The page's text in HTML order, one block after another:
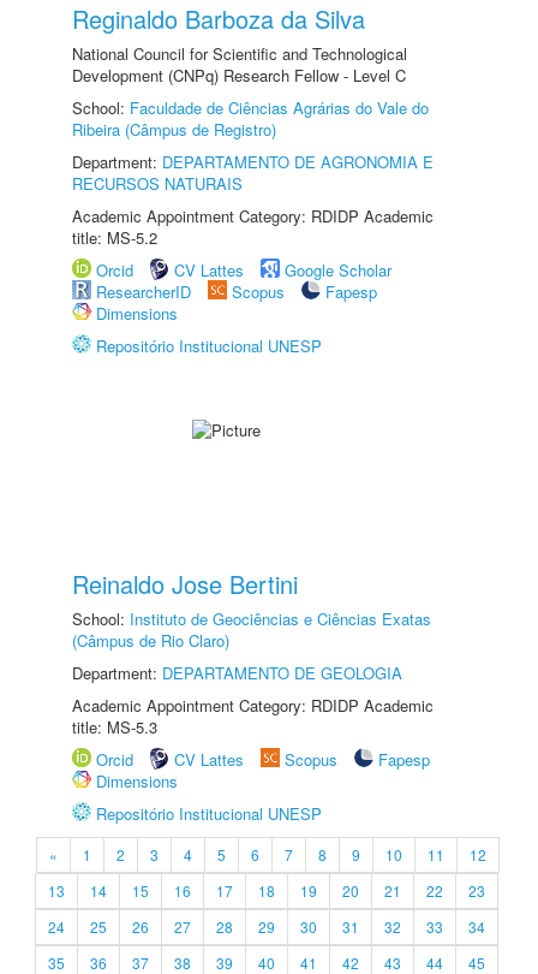
Reginaldo Barboza da Silva
National Council for Scientific and Technological
Development (CNPq) Research Fellow - Level C
School: Faculdade de Ciências Agrárias do Vale do
Ribeira (Câmpus de Registro)
Department: DEPARTAMENTO DE AGRONOMIA E
RECURSOS NATURAIS
Academic Appointment Category: RDIDP Academic
title: MS-5.2
Orcid
CV Lattes
Google Scholar
ResearcherID
Scopus
Fapesp
Dimensions
Repositório Institucional UNESP
Reinaldo Jose Bertini
School: Instituto de Geociências e Ciências Exatas
(Câmpus de Rio Claro)
Department: DEPARTAMENTO DE GEOLOGIA
Academic Appointment Category: RDIDP Academic
title: MS-5.3
Orcid
CV Lattes Scopus
Fapesp
Dimensions
Repositório Institucional UNESP
« 1 2 3 4 5 6 7 8 9 10 11
12
13
14 15 16 17 18 19 20 21 22
23
24
25 26 27 28 29 30 31 32 33
34
35
36 37 38 39 40 41 42 43 44
45